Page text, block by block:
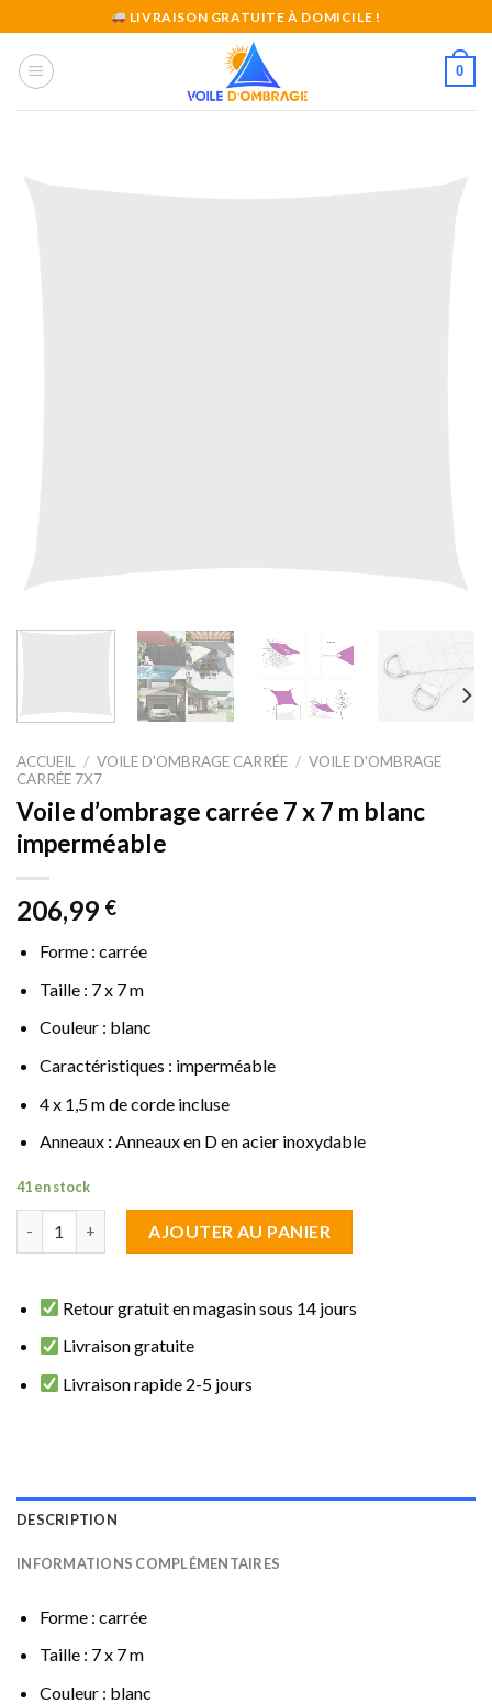
to
content
LIVRAISON GRATUITE À DOMICILE !
0
ACCUEIL / VOILE D'OMBRAGE CARRÉE / VOILE D'OMBRAGE
CARRÉE 7X7
Voile d’ombrage carrée 7 x 7 m blanc
imperméable
206,99 €
Forme : carrée
Taille : 7 x 7 m
Couleur : blanc
Caractéristiques : imperméable
4 x 1,5 m de corde incluse
Anneaux:Anneaux en D en acier inoxydable
41 en stock
AJOUTER AU PANIER
Retour gratuit en magasin sous 14 jours
Livraison gratuite
Livraison rapide 2-5 jours
DESCRIPTION
INFORMATIONS COMPLÉMENTAIRES
Forme : carrée
Taille : 7 x 7 m
Couleur : blanc